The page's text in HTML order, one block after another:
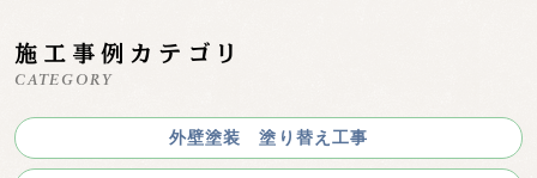
施工事例カテゴリ
CATEGORY
外壁塗装 塗り替え工事